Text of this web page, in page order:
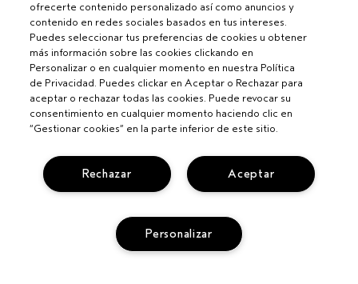
Para profesionales
CAMBIOS Y DEVOLUCIONES
ofrecerte contenido personalizado así como anuncios y
contenido en redes sociales basados en tus intereses.
Puedes seleccionar tus preferencias de cookies u obtener
más información sobre las cookies clickando en
Personalizar o en cualquier momento en nuestra Política
de Privacidad. Puedes clickar en Aceptar o Rechazar para
aceptar o rechazar todas las cookies. Puede revocar su
consentimiento en cualquier momento haciendo clic en
“Gestionar cookies” en la parte inferior de este sitio.
Aceptar
Rechazar
Personalizar